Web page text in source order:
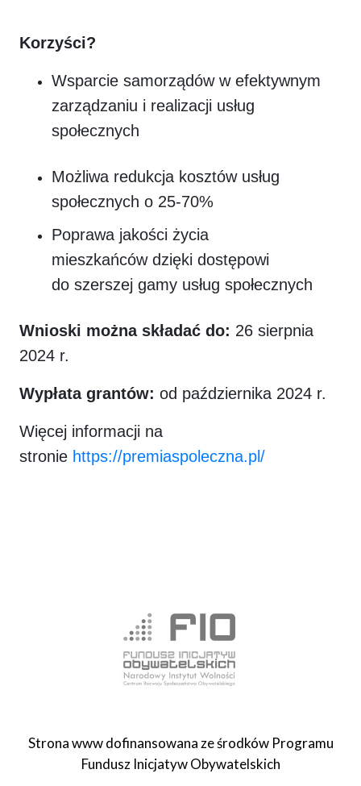
Korzyści?
Wsparcie samorządów w efektywnym
zarządzaniu i realizacji usług
społecznych
Możliwa redukcja kosztów usług
społecznych o 25-70%
Poprawa jakości życia
mieszkańców dzięki dostępowi
do szerszej gamy usług społecznych
Wnioski można składać do: 26 sierpnia
2024 r.
Wypłata grantów: od października 2024 r.
Więcej informacji na
stronie https://premiaspoleczna.pl/
Strona www dofinansowana ze środków Programu
Fundusz Inicjatyw Obywatelskich